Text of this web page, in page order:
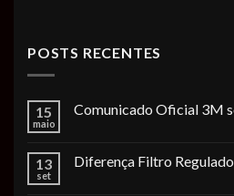
POSTS RECENTES
15
maio
Comunicado Oficial 3M
13
set
Diferença Filtro